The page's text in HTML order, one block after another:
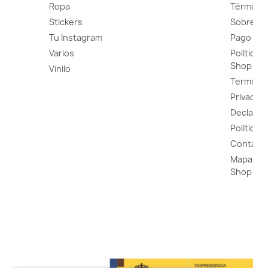
Ropa
Stickers
Tu Instagram
Varios
Vinilo
Shop
Shop